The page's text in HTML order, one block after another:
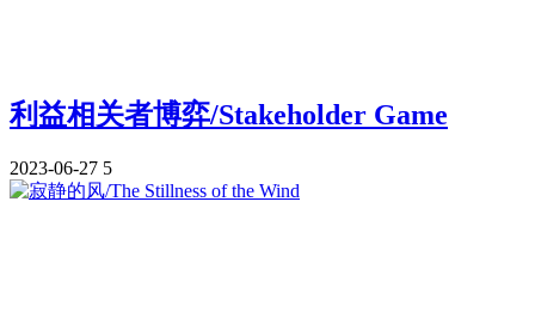
利益相关者博弈/Stakeholder Game
2023-06-27 5